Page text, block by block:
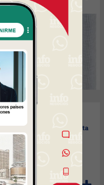
Mié
Tras 5 años de trabajo, Costa
Urbana va por más con Via
Aqua y Lojas Renner